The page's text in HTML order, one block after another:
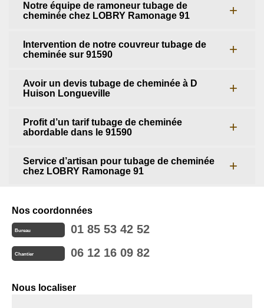
Notre équipe de ramoneur tubage de
cheminée chez LOBRY Ramonage 91
Intervention de notre couvreur tubage de
cheminée sur 91590
Avoir un devis tubage de cheminée à D
Huison Longueville
Profit d’un tarif tubage de cheminée
abordable dans le 91590
Service d’artisan pour tubage de cheminée
chez LOBRY Ramonage 91
Nos coordonnées
Bureau 01 85 53 42 52
Chantier 06 12 16 09 82
Nous localiser